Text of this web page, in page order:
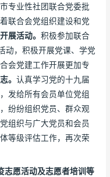
专业性社团联合党委批
联合会党组织建设和党
展活动。积极参加联合
动，积极开展党课、学党
会党建工作开展更加专
。认真学习党的十九届
发给所有会员单位党组
纷纷组织党员、群众观
组织与广大党员和会员
等级评估工作，再次荣
志愿活动及志愿者培训等